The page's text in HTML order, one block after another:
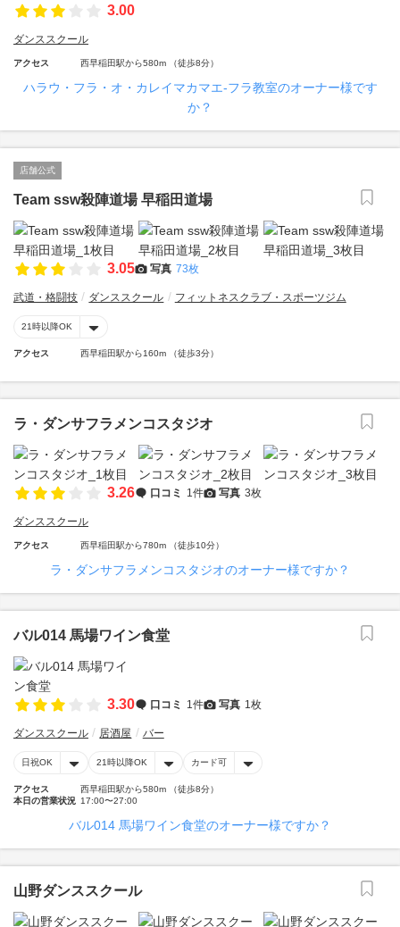
3.00
ダンススクール
アクセス 西早稲田駅から580m （徒歩8分）
ハラウ・フラ・オ・カレイマカマエ‐フラ教室のオーナー様です
か？
店舗公式
Team ssw殺陣道場 早稲田道場
3.05 写真 73枚
武道・格闘技 ダンススクール フィットネスクラブ・スポーツジム
21時以降OK
アクセス 西早稲田駅から160m （徒歩3分）
ラ・ダンサフラメンコスタジオ
3.26 口コミ 1件 写真 3枚
ダンススクール
アクセス 西早稲田駅から780m （徒歩10分）
ラ・ダンサフラメンコスタジオのオーナー様ですか？
バル014 馬場ワイン食堂
3.30 口コミ 1件 写真 1枚
ダンススクール 居酒屋 バー
日祝OK 21時以降OK カード可
アクセス
西早稲田駅から580m （徒歩8分）
本日の営業状況 17:00〜27:00
バル014 馬場ワイン食堂のオーナー様ですか？
山野ダンススクール